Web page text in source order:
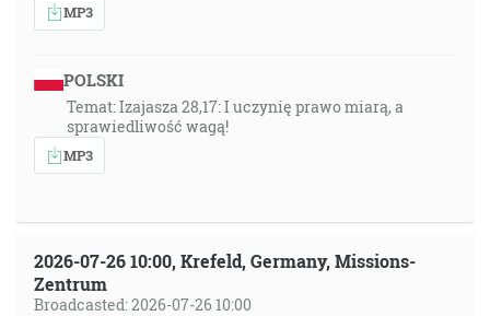
MP3
POLSKI
Temat: Izajasza 28,17: I uczynię prawo miarą, a
sprawiedliwość wagą!
MP3
2026-07-26 10:00, Krefeld, Germany, Missions-
Zentrum
Broadcasted: 2026-07-26 10:00